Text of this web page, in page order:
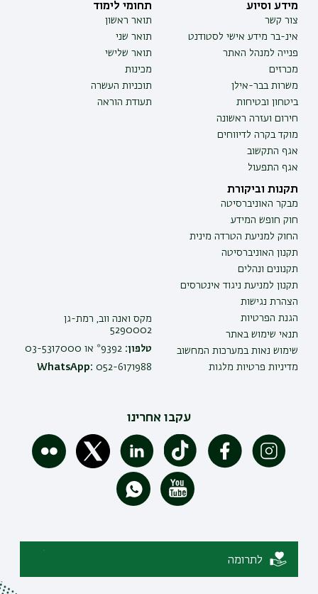
מידע וסיוע
צור קשר
אינ-בר מידע אישי לסטודנט
פנייה למנהל האתר
מכרזים
משרות בבר-אילן
ביטחון ובטיחות
חירום ועזרה ראשונה
מוקד בקרה לדיווחים
אגף התקשוב
אגף התפעול
תחומי לימוד
תואר ראשון
תואר שני
תואר שלישי
מכינות
תוכניות העשרה
תעודת הוראה
תקנות וביקורת
מבקר האוניברסיטה
חוק חופש המידע
החוק למניעת הטרדה מינית
תקנון האוניברסיטה
תקנונים ונהלים
תקנון למניעת ניגוד אינטרסים
הצהרת נגישות
הגנת הפרטיות
תנאי שימוש באתר
שימוש נאות במערכות המחשוב
מדיניות פרטיות מלגות
מקס ואנה ווב, רמת-גן
5290002
טלפון: 9392* או 03-5317000
WhatsApp: 052-6171988
עקבו אחרינו
לתרומה